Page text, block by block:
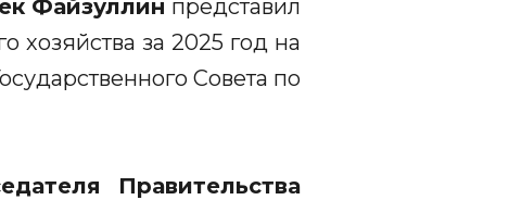
Файзуллин представил
хозяйства за 2025 год на
Совета по
Правительства